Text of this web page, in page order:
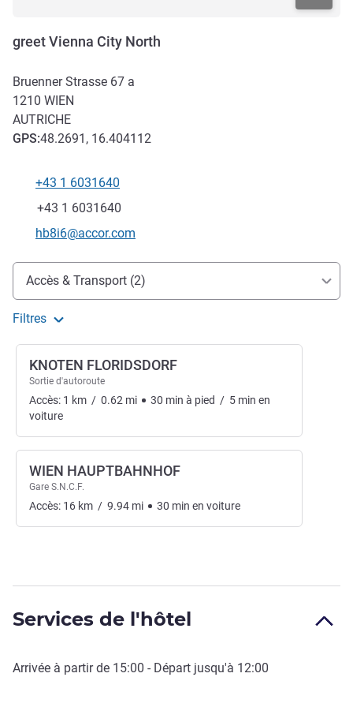
greet Vienna City North
Bruenner Strasse 67 a
1210 WIEN
AUTRICHE
GPS:48.2691, 16.404112
Téléphone
+43 1 6031640
Fax
+43 1 6031640
Email de contact
hb8i6@accor.com
Accès et transports
Accès & Transport (2)
Filtres
KNOTEN FLORIDSDORF
Sortie d'autoroute
Accès: 1 km / 0.62 mi 30 min à pied / 5 min en
voiture
WIEN HAUPTBAHNHOF
Gare S.N.C.F.
Accès: 16 km / 9.94 mi 30 min en voiture
Services de l'hôtel
Arrivée à partir de 15:00 - Départ jusqu'à 12:00